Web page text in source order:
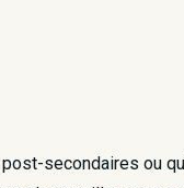
secondaires ou